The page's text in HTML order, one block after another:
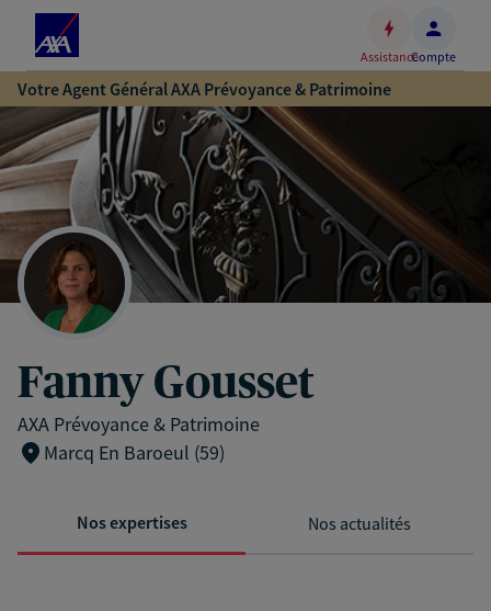
Accéder
au
contenu
principal
Accéder
au
pied
de
page
AssistanceCompte
Votre Agent Général AXA Prévoyance & Patrimoine
Fanny Gousset
AXA Prévoyance & Patrimoine
Marcq En Baroeul (59)
Nos expertises Nos actualités